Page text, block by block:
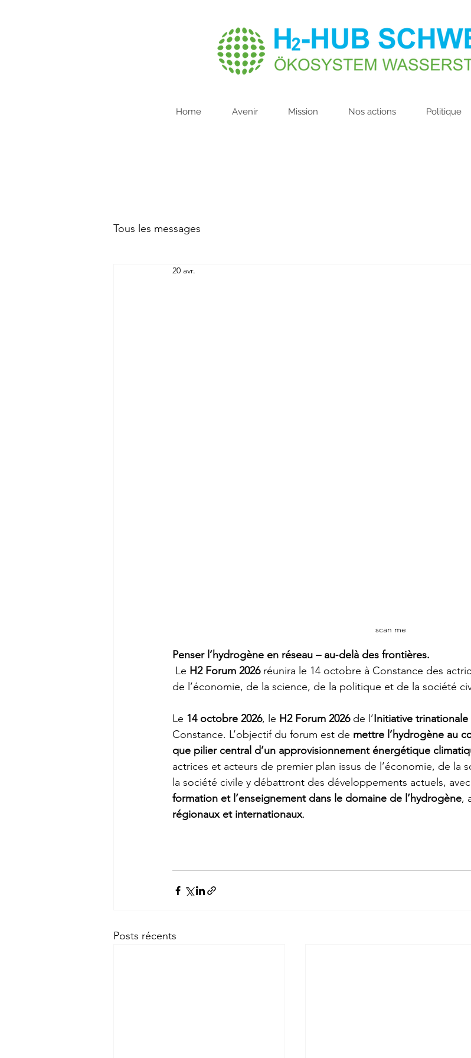
Home Avenir Mission Nos actions Politique
Tous les messages
20 avr.
scan me
Penser l’hydrogène en réseau –
Le H2 Forum 2026 réunira le 14 octobre à Constance des
de l’économie, de la science, de la politique et de la société
Le 14 octobre 2026, le H2 Forum 2026 de l’Initiative
Constance. L’objectif du forum est de mettre l’hydrogène au
que pilier central d’un approvisionnement énergétique
actrices et acteurs de premier plan issus de l’économie, de la
la société civile y débattront des développements actuels,
formation et l’enseignement dans le domaine de l’hydrogène,
régionaux et internationaux.
Posts récents